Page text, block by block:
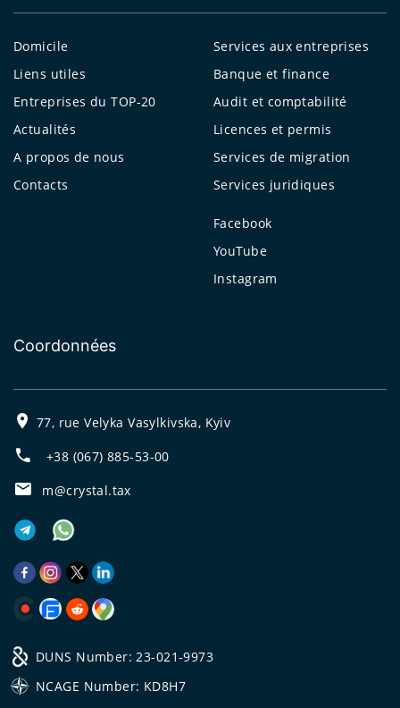
Domicile
Liens utiles
Entreprises du TOP-20
Actualités
A propos de nous
Contacts
Services aux entreprises
Banque et finance
Audit et comptabilité
Licences et permis
Services de migration
Services juridiques
Facebook
YouTube
Instagram
Coordonnées
77, rue Velyka Vasylkivska, Kyiv
+38 (067) 885-53-00
m@crystal.tax
DUNS Number: 23-021-9973
NCAGE Number: KD8H7